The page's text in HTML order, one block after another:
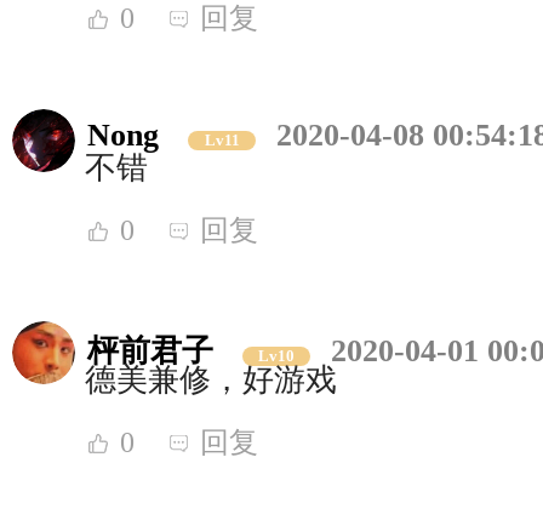
0 回复
Nong Lv11
2020-04-08
不错
0 回复
枰前君子 Lv10
2020-04-01
德美兼修，好游戏
0 回复